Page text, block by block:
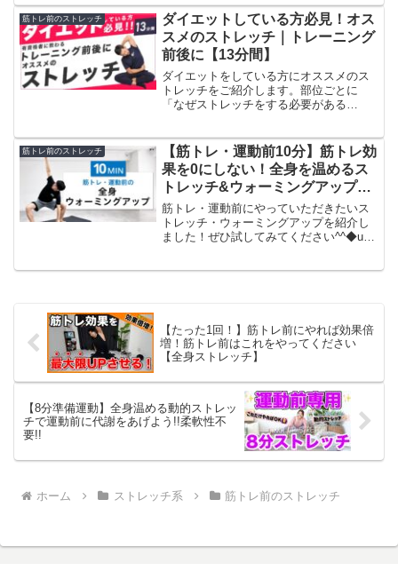
1FJR武蔵野線、つくばエクスプレス線...
筋トレ前のストレッチ
ダイエットしている方必見！オス
スメのストレッチ｜トレーニング
前後に【13分間】
ダイエットをしている方にオススメのス
トレッチをご紹介します。部位ごとに
「なぜストレッチをする必要がある
すすめの頻度】週4回以上～毎日【おすす
めのタイミング】筋トレ前後や...
筋トレ前のストレッチ
【筋トレ・運動前10分】筋トレ効
果を0にしない！全身を温めるス
トレッチ&ウォーミングアップ
（ダイナミック（動的）ストレッ
チ・運動不足解消・HIIT前）
筋トレ・運動前にやっていただきたいス
トレッチ・ウォーミングアップを紹介し
ました！ぜひ試してみてください^^◆uFit
【たった1回！】筋トレ前にやれば効果倍
増！筋トレ前はこれをやってください
【全身ストレッチ】
【8分準備運動】全身温める動的ストレッ
チで運動前に代謝をあげよう!!柔軟性不
要!!
ホーム ストレッチ系 筋トレ前のストレッチ